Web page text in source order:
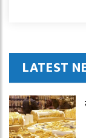
LATEST